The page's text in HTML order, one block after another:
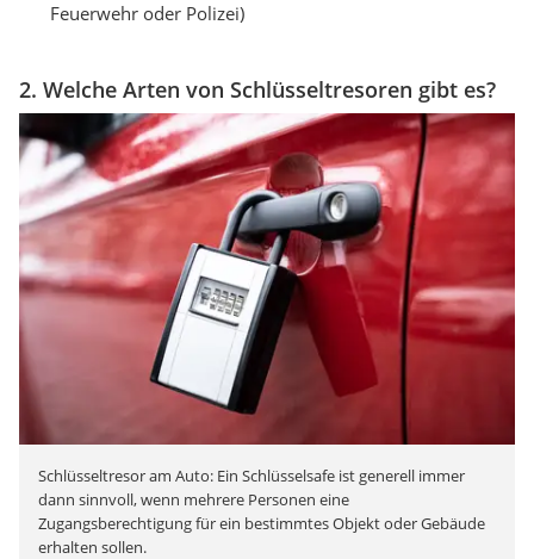
Feuerwehr oder Polizei)
2. Welche Arten von Schlüsseltresoren gibt es?
Schlüsseltresor am Auto: Ein Schlüsselsafe ist generell immer
dann sinnvoll, wenn mehrere Personen eine
Zugangsberechtigung für ein bestimmtes Objekt oder Gebäude
erhalten sollen.